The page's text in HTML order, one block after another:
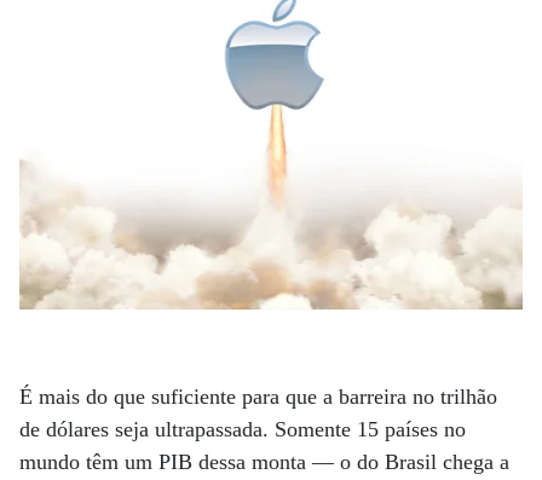
É mais do que suficiente para que a barreira no trilhão
de dólares seja ultrapassada. Somente 15 países no
mundo têm um PIB dessa monta — o do Brasil chega a